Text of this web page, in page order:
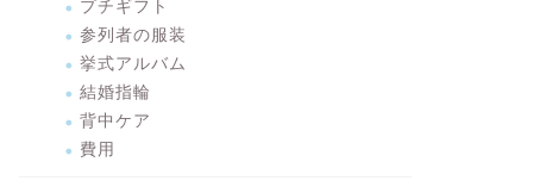
プチギフト
参列者の服装
挙式アルバム
結婚指輪
背中ケア
費用